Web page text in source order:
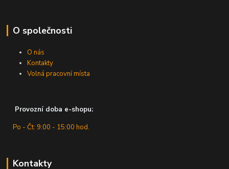
O společnosti
O nás
Kontakty
Volná pracovní místa
Provozní doba e-shopu:
Po - Čt: 9:00 - 15:00 hod.
Kontakty